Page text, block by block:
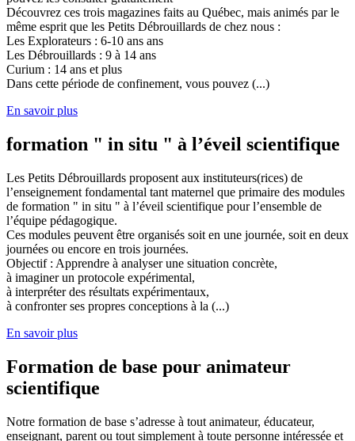
Découvrez ces trois magazines faits au Québec, mais animés par le
même esprit que les Petits Débrouillards de chez nous :
Les Explorateurs : 6-10 ans ans
Les Débrouillards : 9 à 14 ans
Curium : 14 ans et plus
Dans cette période de confinement, vous pouvez (...)
En savoir plus
formation " in situ " à l’éveil scientifique
Les Petits Débrouillards proposent aux instituteurs(rices) de
l’enseignement fondamental tant maternel que primaire des modules
de formation " in situ " à l’éveil scientifique pour l’ensemble de
l’équipe pédagogique.
Ces modules peuvent être organisés soit en une journée, soit en deux
journées ou encore en trois journées.
Objectif : Apprendre à analyser une situation concrète,
à imaginer un protocole expérimental,
à interpréter des résultats expérimentaux,
à confronter ses propres conceptions à la (...)
En savoir plus
Formation de base pour animateur
scientifique
Notre formation de base s’adresse à tout animateur, éducateur,
enseignant, parent ou tout simplement à toute personne intéressée et